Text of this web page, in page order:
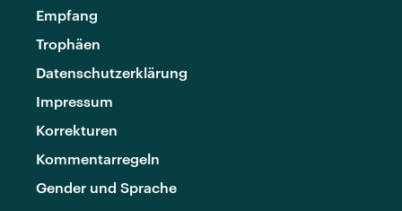
Empfang
Trophäen
Datenschutzerklärung
Impressum
Korrekturen
Kommentarregeln
Gender und Sprache